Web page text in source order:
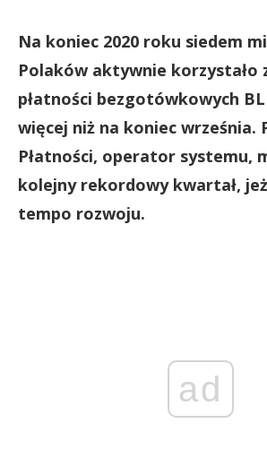
Na koniec 2020 roku siedem
Polaków aktywnie korzystało
płatności bezgotówkowych
więcej niż na koniec września.
Płatności, operator systemu,
kolejny rekordowy kwartał,
tempo rozwoju.
ad